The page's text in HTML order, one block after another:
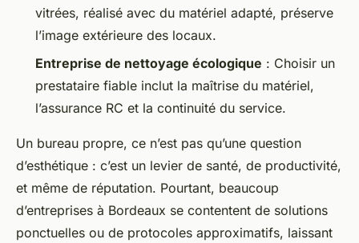
vitrées, réalisé avec du matériel adapté, préserve
l’image extérieure des locaux.
Entreprise de nettoyage écologique : Choisir un
prestataire fiable inclut la maîtrise du matériel,
l’assurance RC et la continuité du service.
Un bureau propre, ce n’est pas qu’une question
d’esthétique : c’est un levier de santé, de productivité,
et même de réputation. Pourtant, beaucoup
d’entreprises à Bordeaux se contentent de solutions
ponctuelles ou de protocoles approximatifs, laissant